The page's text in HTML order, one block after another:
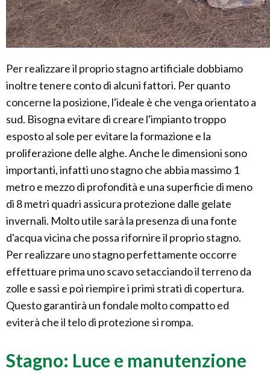
Per realizzare il proprio stagno artificiale dobbiamo
inoltre tenere conto di alcuni fattori. Per quanto
concerne la posizione, l'ideale è che venga orientato a
sud. Bisogna evitare di creare l'impianto troppo
esposto al sole per evitare la formazione e la
proliferazione delle alghe. Anche le dimensioni sono
importanti, infatti uno stagno che abbia massimo 1
metro e mezzo di profondità e una superficie di meno
di 8 metri quadri assicura protezione dalle gelate
invernali. Molto utile sarà la presenza di una fonte
d'acqua vicina che possa rifornire il proprio stagno.
Per realizzare uno stagno perfettamente occorre
effettuare prima uno scavo setacciando il terreno da
zolle e sassi e poi riempire i primi strati di copertura.
Questo garantirà un fondale molto compatto ed
eviterà che il telo di protezione si rompa.
Stagno: Luce e manutenzione